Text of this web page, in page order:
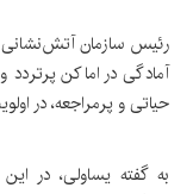
رئیس سازمان آتش‌نشانی
آمادگی در اماکن پرتردد
حیاتی و پرمراجعه، در
به گفته یساولی، در